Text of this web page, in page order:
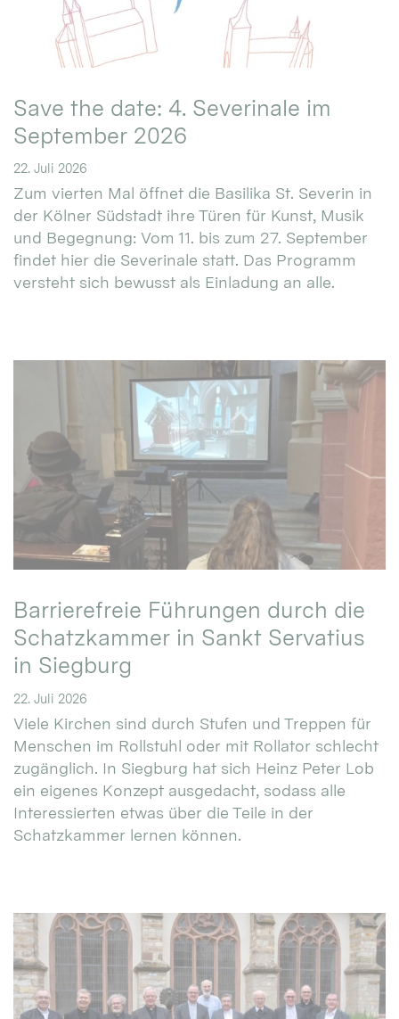
Save the date: 4. Severinale im
September 2026
22. Juli 2026
Zum vierten Mal öffnet die Basilika St. Severin in
der Kölner Südstadt ihre Türen für Kunst, Musik
und Begegnung: Vom 11. bis zum 27. September
findet hier die Severinale statt. Das Programm
versteht sich bewusst als Einladung an alle.
Barrierefreie Führungen durch die
Schatzkammer in Sankt Servatius
in Siegburg
22. Juli 2026
Viele Kirchen sind durch Stufen und Treppen für
Menschen im Rollstuhl oder mit Rollator schlecht
zugänglich. In Siegburg hat sich Heinz Peter Lob
ein eigenes Konzept ausgedacht, sodass alle
Interessierten etwas über die Teile in der
Schatzkammer lernen können.